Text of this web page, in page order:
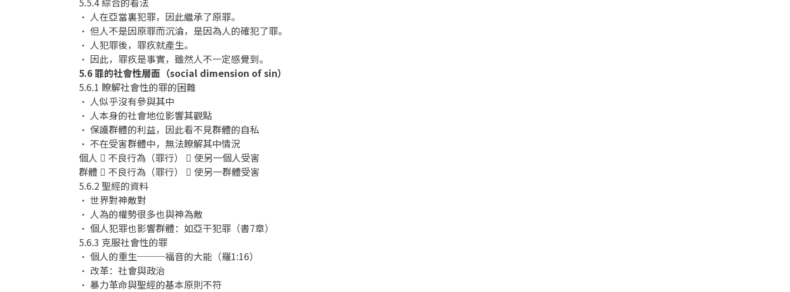
• 人在亞當裏犯罪，因此繼承了原罪。
• 但人不是因原罪而沉淪，是因為人的確犯了罪。
• 人犯罪後，罪疚就產生。
• 因此，罪疚是事實，雖然人不一定感覺到。
5.6 罪的社會性層面（social dimension of sin）
5.6.1 瞭解社會性的罪的困難
• 人似乎沒有參與其中
• 人本身的社會地位影響其觀點
• 保護群體的利益，因此看不見群體的自私
• 不在受害群體中，無法瞭解其中情況
個人  不良行為（罪行）  使另一個人受害
群體  不良行為（罪行）  使另一群體受害
5.6.2 聖經的資料
• 世界對神敵對
• 人為的權勢很多也與神為敵
• 個人犯罪也影響群體：如亞干犯罪（書7章）
5.6.3 克服社會性的罪
• 個人的重生───福音的大能（羅1:16）
• 改革：社會與政治
• 暴力革命與聖經的基本原則不符